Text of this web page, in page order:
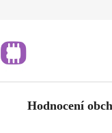
Hodnocení